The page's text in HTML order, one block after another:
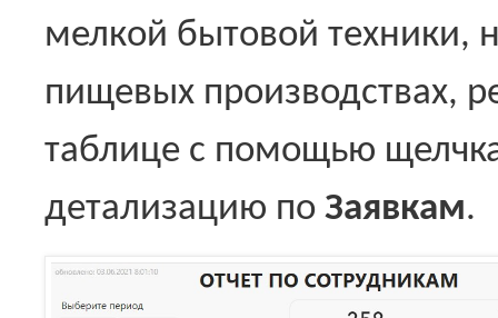
мелкой бытовой техники,
пищевых производствах,
таблице с помощью
детализацию по Заявкам.